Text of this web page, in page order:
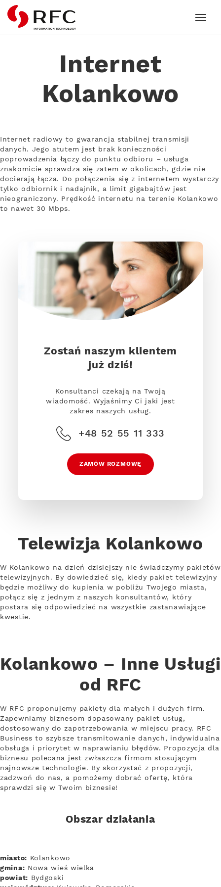
RFC
Internet
Kolankowo
Internet radiowy to gwarancja stabilnej transmisji
danych. Jego atutem jest brak konieczności
poprowadzenia łączy do punktu odbioru – usługa
znakomicie sprawdza się zatem w okolicach, gdzie nie
docierają łącza. Do połączenia się z internetem wystarczy
tylko odbiornik i nadajnik, a limit gigabajtów jest
nieograniczony. Prędkość internetu na terenie Kolankowo
to nawet 30 Mbps.
Zostań naszym klientem
już dziś!
Konsultanci czekają na Twoją
wiadomość. Wyjaśnimy Ci jaki jest
zakres naszych usług.
+48 52 55 11 333
ZAMÓW ROZMOWĘ
Telewizja Kolankowo
W Kolankowo na dzień dzisiejszy nie świadczymy pakietów
telewizyjnych. By dowiedzieć się, kiedy pakiet telewizyjny
będzie możliwy do kupienia w pobliżu Twojego miasta,
połącz się z jednym z naszych konsultantów, który
postara się odpowiedzieć na wszystkie zastanawiające
kwestie.
Kolankowo – Inne Usługi
od RFC
W RFC proponujemy pakiety dla małych i dużych firm.
Zapewniamy biznesom dopasowany pakiet usług,
dostosowany do zapotrzebowania w miejscu pracy. RFC
Business to szybsze transmitowanie danych, indywidualna
obsługa i priorytet w naprawianiu błędów. Propozycja dla
biznesu polecana jest zwłaszcza firmom stosującym
najnowsze technologie. By skorzystać z propozycji,
zadzwoń do nas, a pomożemy dobrać ofertę, która
sprawdzi się w Twoim biznesie!
Obszar działania
miasto: Kolankowo
gmina: Nowa wieś wielka
powiat: Bydgoski